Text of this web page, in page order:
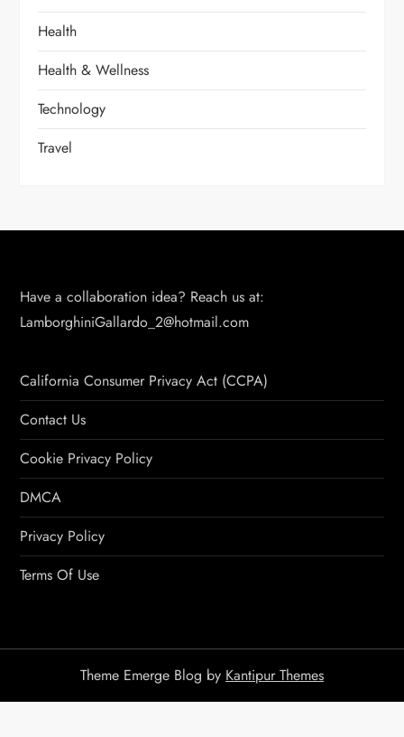
Health
Health & Wellness
Technology
Travel
Have a collaboration idea? Reach us at:
LamborghiniGallardo_2@hotmail.com
California Consumer Privacy Act (CCPA)
Contact Us
Cookie Privacy Policy
DMCA
Privacy Policy
Terms Of Use
Theme Emerge Blog by Kantipur Themes